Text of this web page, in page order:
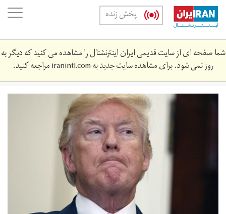
Skip
main
content
پخش زنده
شما صفحه ای از سایت قدیمی ایران اینترنشنال را مشاهده می کنید که دیگر به
روز نمی شود. برای مشاهده سایت جدید بهiranintl.comمراجعه کنید.
download.jpg